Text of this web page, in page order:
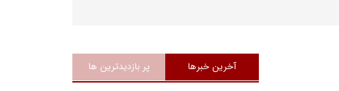
آخرین خبرها پر بازدیدترین ها